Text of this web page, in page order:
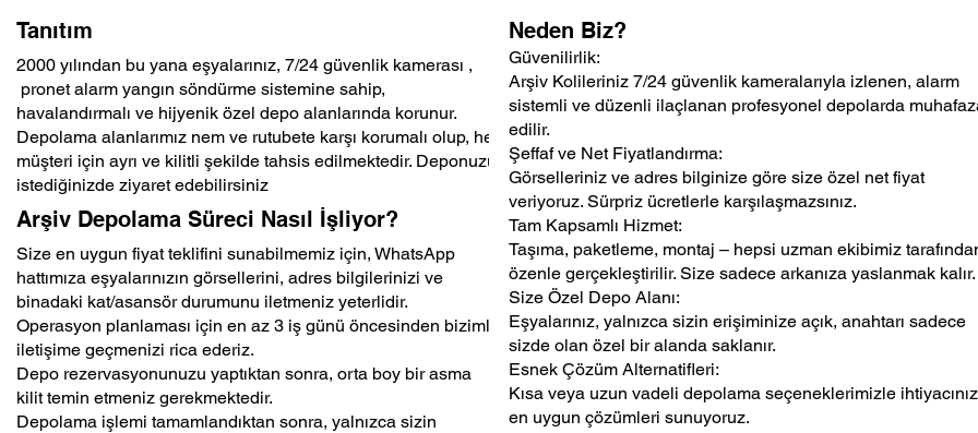
Tanıtım
2000 yılından bu yana eşyalarınız, 7/24 güvenlik kamerası ,
pronet alarm yangın söndürme sistemine sahip,
havalandırmalı ve hijyenik özel depo alanlarında korunur.
Depolama alanlarımız nem ve rutubete karşı korumalı olup, her
müşteri için ayrı ve kilitli şekilde tahsis edilmektedir. Deponuzu
istediğinizde ziyaret edebilirsiniz
Arşiv Depolama Süreci Nasıl İşliyor?
Size en uygun fiyat teklifini sunabilmemiz için, WhatsApp
hattımıza eşyalarınızın görsellerini, adres bilgilerinizi ve
binadaki kat/asansör durumunu iletmeniz yeterlidir.
Operasyon planlaması için en az 3 iş günü öncesinden bizimle
iletişime geçmenizi rica ederiz.
Depo rezervasyonunuzu yaptıktan sonra, orta boy bir asma
kilit temin etmeniz gerekmektedir.
Depolama işlemi tamamlandıktan sonra, yalnızca sizin
Neden Biz?
Güvenilirlik:
Arşiv Kolileriniz 7/24 güvenlik kameralarıyla izlenen, alarm
sistemli ve düzenli ilaçlanan profesyonel depolarda
edilir.
Şeffaf ve Net Fiyatlandırma:
Görselleriniz ve adres bilginize göre size özel net fiyat
veriyoruz. Sürpriz ücretlerle karşılaşmazsınız.
Tam Kapsamlı Hizmet:
Taşıma, paketleme, montaj – hepsi uzman ekibimiz
özenle gerçekleştirilir. Size sadece arkanıza yaslanmak kalır.
Size Özel Depo Alanı:
Eşyalarınız, yalnızca sizin erişiminize açık, anahtarı sadece
sizde olan özel bir alanda saklanır.
Esnek Çözüm Alternatifleri:
Kısa veya uzun vadeli depolama seçeneklerimizle
en uygun çözümleri sunuyoruz.